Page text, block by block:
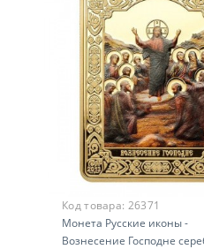
Код товара: 26371
Монета Русские иконы -
Вознесение Господне